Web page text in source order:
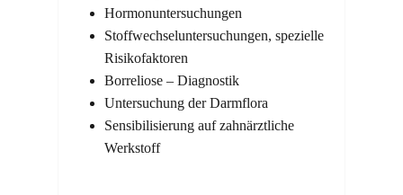
Hormonuntersuchungen
Stoffwechseluntersuchungen, spezielle
Risikofaktoren
Borreliose – Diagnostik
Untersuchung der Darmflora
Sensibilisierung auf zahnärztliche
Werkstoff